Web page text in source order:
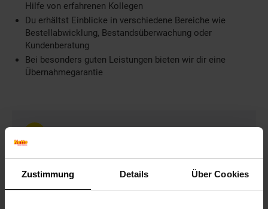
Zustimmung Details Über Cookies
Hilfe von erfahrenen Kollegen
Du erhältst Einblicke in verschiedene Bereiche wie
Bestellabwicklung, Bestandsüberwachung oder
Kundenberatung
Bei besonders guten Leistungen bieten wir dir eine
Übernahmegarantie
Information und Bewerbung
Ausbildungsdauer: 3 Jahre